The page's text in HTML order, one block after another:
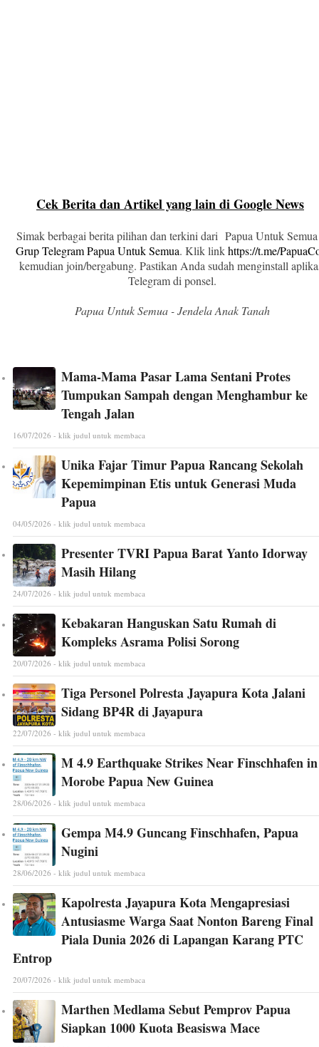
Cek Berita dan Artikel yang lain di Google News
Simak berbagai berita pilihan dan terkini dari Papua Untuk
Grup Telegram Papua Untuk Semua. Klik linkhttps://t.me/
kemudian join/bergabung. Pastikan Anda sudah menginstall
Telegram di ponsel.
Papua Untuk Semua - Jendela Anak Tanah
Mama-Mama Pasar Lama Sentani Protes
Tumpukan Sampah dengan Menghambur ke
Tengah Jalan
16/07/2026 - klik judul untuk membaca
Unika Fajar Timur Papua Rancang Sekolah
Kepemimpinan Etis untuk Generasi Muda
Papua
04/05/2026 - klik judul untuk membaca
Presenter TVRI Papua Barat Yanto Idorway
Masih Hilang
24/07/2026 - klik judul untuk membaca
Kebakaran Hanguskan Satu Rumah di
Kompleks Asrama Polisi Sorong
20/07/2026 - klik judul untuk membaca
Tiga Personel Polresta Jayapura Kota Jalani
Sidang BP4R di Jayapura
22/07/2026 - klik judul untuk membaca
M 4.9 Earthquake Strikes Near Finschhafen in
Morobe Papua New Guinea
28/06/2026 - klik judul untuk membaca
Gempa M4.9 Guncang Finschhafen, Papua
Nugini
28/06/2026 - klik judul untuk membaca
Kapolresta Jayapura Kota Mengapresiasi
Antusiasme Warga Saat Nonton Bareng Final
Piala Dunia 2026 di Lapangan Karang PTC
Entrop
20/07/2026 - klik judul untuk membaca
Marthen Medlama Sebut Pemprov Papua
Siapkan 1000 Kuota Beasiswa Mace